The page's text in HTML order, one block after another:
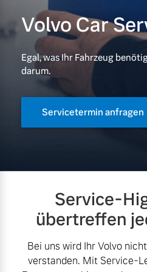
Mild-Hybrid
4 Modelle
Konnektivität
Angebot anfragen
Volvo
Gebrauchtwagen
Aktuelle
Zubehörkatalog
Service by Volvo
Sie
Volvo
Kontakt und Anfahrt
Karriere
Unsere News & Events
Volvo Car
Egal, was Ihr Fahrzeug
darum.
Servicetermin anfragen
Service-
übertreffen
Bei uns wird Ihr Volvo
verstanden. Mit Service-